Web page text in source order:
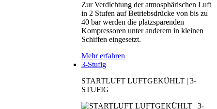
Zur Verdichtung der atmosphärischen Luft
in 2 Stufen auf Betriebsdrücke von bis zu
40 bar werden die platzsparenden
Kompressoren unter anderem in kleinen
Schiffen eingesetzt.
Mehr erfahren
3-Stufig
STARTLUFT LUFTGEKÜHLT | 3-
STUFIG